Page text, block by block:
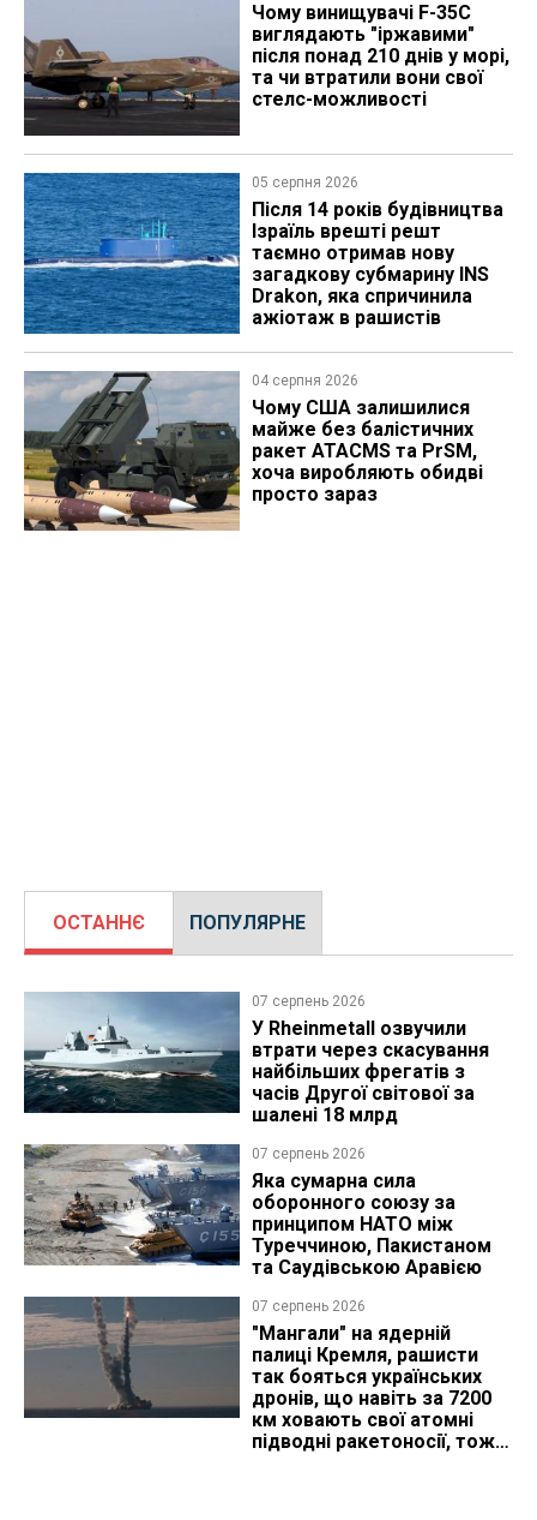
Чому винищувачі F-35C
виглядають "іржавими"
після понад 210 днів у морі,
та чи втратили вони свої
стелс-можливості
05 серпня 2026
Після 14 років будівництва
Ізраїль врешті решт
таємно отримав нову
загадкову субмарину INS
Drakon, яка спричинила
ажіотаж в рашистів
04 серпня 2026
Чому США залишилися
майже без балістичних
ракет ATACMS та PrSM,
хоча виробляють обидві
просто зараз
ОСТАННЄ ПОПУЛЯРНЕ
07 серпень 2026
У Rheinmetall озвучили
втрати через скасування
найбільших фрегатів з
часів Другої світової за
шалені 18 млрд
07 серпень 2026
Яка сумарна сила
оборонного союзу за
принципом НАТО між
Туреччиною, Пакистаном
та Саудівською Аравією
07 серпень 2026
"Мангали" на ядерній
палиці Кремля, рашисти
так бояться українських
дронів, що навіть за 7200
км ховають свої атомні
підводні ракетоносії, тож